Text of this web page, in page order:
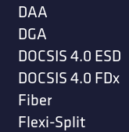
DAA
DGA
DOCSIS 4.0 ESD
DOCSIS 4.0 FDx
Fiber
Flexi-Split